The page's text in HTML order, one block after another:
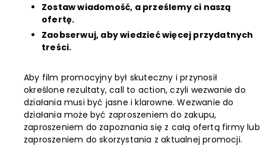
Zostaw wiadomość, a prześlemy ci naszą
ofertę.
Zaobserwuj, aby wiedzieć więcej przydatnych
treści.
Aby film promocyjny był skuteczny i przynosił
określone rezultaty, call to action, czyli wezwanie do
działania musi być jasne i klarowne. Wezwanie do
działania może być zaproszeniem do zakupu,
zaproszeniem do zapoznania się z całą ofertą firmy lub
zaproszeniem do skorzystania z aktualnej promocji.